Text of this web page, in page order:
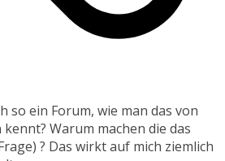
so ein Forum, wie man das von
Warum machen die das
? Das wirkt auf mich ziemlich